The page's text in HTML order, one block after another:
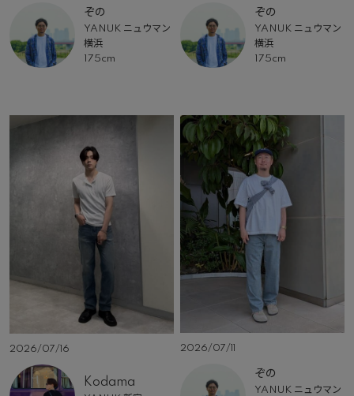
ぞの
YANUK ニュウマン
横浜
175cm
ぞの
YANUK ニュウマン
横浜
175cm
2026/07/16
Kodama
2026/07/11
ぞの
YANUK ニュウマン